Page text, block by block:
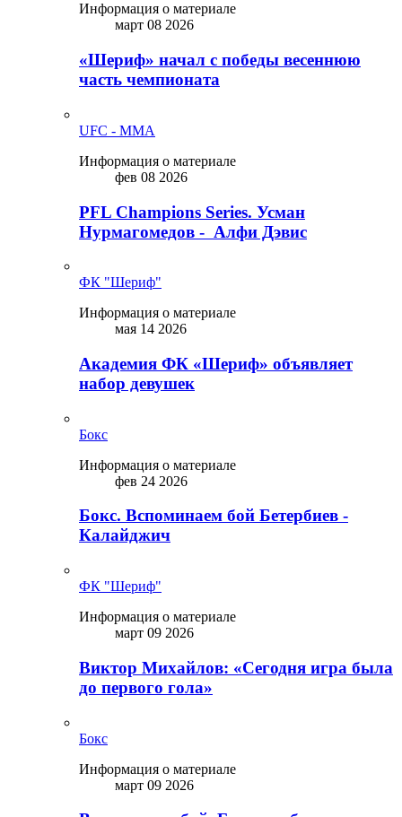
Информация о материале
март 08 2026
«Шериф» начал с победы весеннюю
часть чемпионата
UFC - MMA
Информация о материале
фев 08 2026
PFL Champions Series. Усман
Нурмагомедов - Алфи Дэвис
ФК "Шериф"
Информация о материале
мая 14 2026
Академия ФК «Шериф» объявляет
набор девушек
Бокс
Информация о материале
фев 24 2026
Бокс. Вспоминаем бой Бетербиев -
Калайджич
ФК "Шериф"
Информация о материале
март 09 2026
Виктор Михайлов: «Сегодня игра была
до первого гола»
Бокс
Информация о материале
март 09 2026